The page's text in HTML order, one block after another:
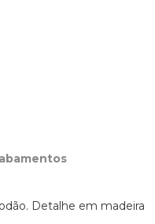
Detalhe em madeira